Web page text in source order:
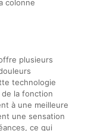
colonne
plusieurs
technologie
la fonction
à une meilleure
une sensation
ce qui